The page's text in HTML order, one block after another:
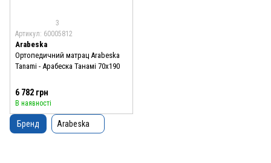
3
Артикул: 60005812
Arabeska
Ортопедичний матрац Arabeska
Tanami - Арабеска Танамі 70x190
6 782 грн
В наявності
Бренд Arabeska